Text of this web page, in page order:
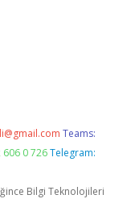
Teams:
0 726 Telegram:
Bilgi Teknolojileri